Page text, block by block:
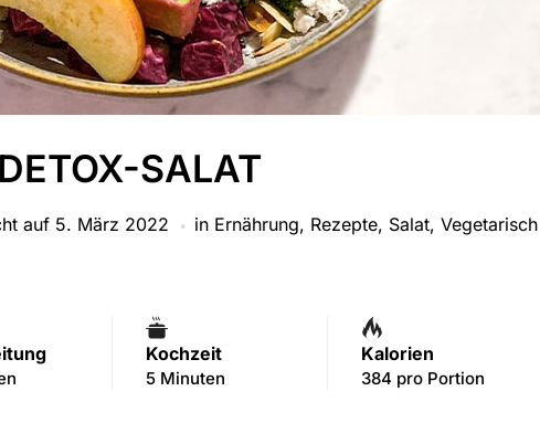
DETOX-SALAT
auf 5. März 2022 in Ernährung, Rezepte, Salat, Vegetarisch
Kochzeit
5 Minuten
Kalorien
384 pro Portion